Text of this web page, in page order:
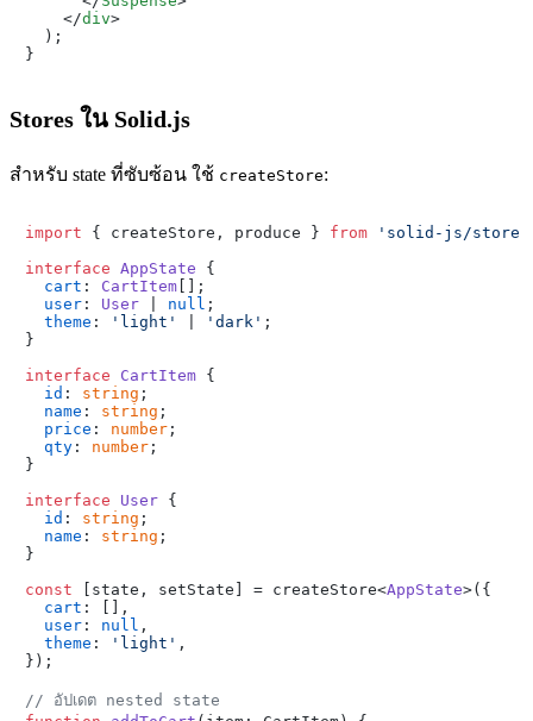
</div>
);
Stores ใน Solid.js
สำหรับ state ที่ซับซ้อน ใช้ createStore:
import { createStore, produce } from 'solid-js/store'
interface AppState {
cart : CartItem [];
user : User null ;
theme : 'light' 'dark' ;
}
interface
CartItem {
id : string ;
name : string ;
price : number ;
qty : number ;
}
interface
User {
id : string ;
name : string ;
}
const [state, setState] = createStore<AppState>({
cart : [],
user : null ,
theme : 'light' ,
});
// อัปเดต nested state